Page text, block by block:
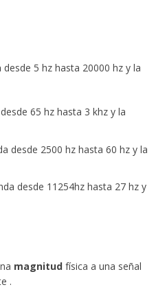
desde 5 hz hasta 20000 hz y la
65 hz hasta 3 khz y la
desde 2500 hz hasta 60 hz y la
desde 11254hz hasta 27 hz y
magnitudfísica a una señal
.